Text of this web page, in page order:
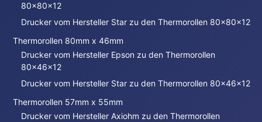
80x80x12
Drucker vom Hersteller Star zu den Thermorollen 80x80x12
Thermorollen 80mm x 46mm
Drucker vom Hersteller Epson zu den Thermorollen
80x46x12
Drucker vom Hersteller Star zu den Thermorollen 80x46x12
Thermorollen 57mm x 55mm
Drucker vom Hersteller Axiohm zu den Thermorollen